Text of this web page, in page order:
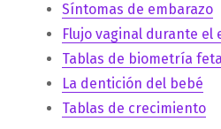
Síntomas de embarazo
Flujo vaginal durante el
Tablas de biometría
La dentición del bebé
Tablas de crecimiento